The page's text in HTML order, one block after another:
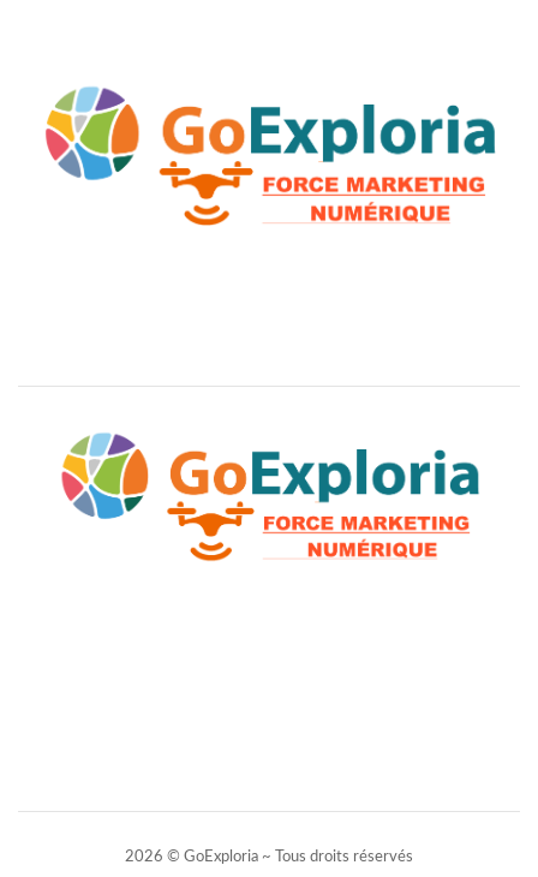
2026 © GoExploria ~ Tous droits réservés